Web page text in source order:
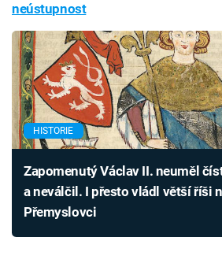
neústupnost
HISTORIE
Zapomenutý Václav II. neuměl
a neválčil. I přesto vládl větší říši
Přemyslovci